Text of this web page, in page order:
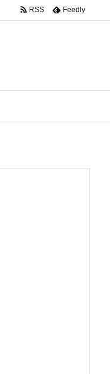
RSS Feedly